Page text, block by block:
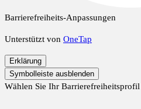
Barrierefreiheits-Anpassungen
Unterstützt von OneTap
Erklärung
Symbolleiste ausblenden
Wählen Sie Ihr Barrierefreiheitsprofil